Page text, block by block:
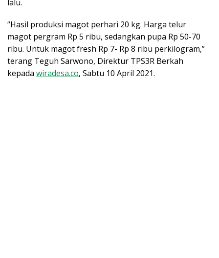
lalu.
“Hasil produksi magot perhari 20 kg. Harga telur
magot pergram Rp 5 ribu, sedangkan pupa Rp 50-70
ribu. Untuk magot fresh Rp 7- Rp 8 ribu perkilogram,”
terang Teguh Sarwono, Direktur TPS3R Berkah
kepada wiradesa.co, Sabtu 10 April 2021.